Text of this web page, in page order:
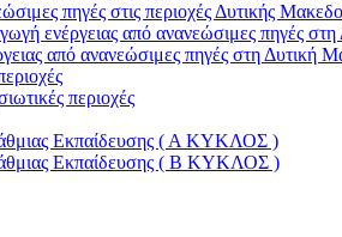
πηγές στις περιοχές Δυτικής
ενέργειας από ανανεώσιμες πηγές
από ανανεώσιμες πηγές στη
περιοχές
Εκπαίδευσης ( Α ΚΥΚΛΟΣ )
Εκπαίδευσης ( Β ΚΥΚΛΟΣ )